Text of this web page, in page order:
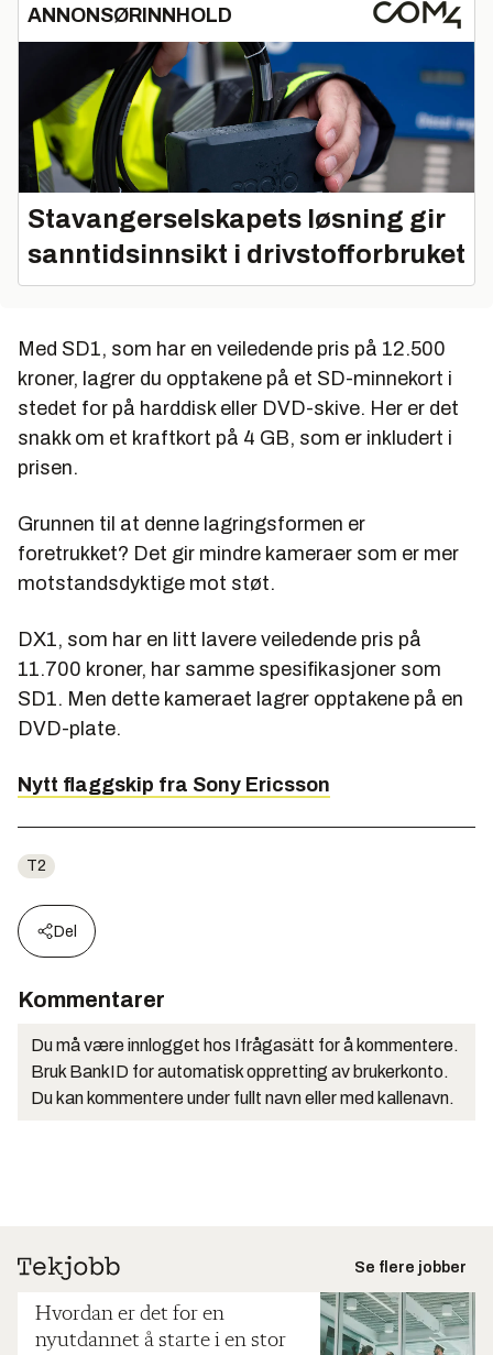
ANNONSØRINNHOLD
Stavangerselskapets løsning gir
sanntidsinnsikt i drivstofforbruket
Med SD1, som har en veiledende pris på 12.500
kroner, lagrer du opptakene på et SD-minnekort i
stedet for på harddisk eller DVD-skive. Her er det
snakk om et kraftkort på 4 GB, som er inkludert i
prisen.
Grunnen til at denne lagringsformen er
foretrukket? Det gir mindre kameraer som er mer
motstandsdyktige mot støt.
DX1, som har en litt lavere veiledende pris på
11.700 kroner, har samme spesifikasjoner som
SD1. Men dette kameraet lagrer opptakene på en
DVD-plate.
Nytt flaggskip fra Sony Ericsson
T2
Del
Kommentarer
Du må være innlogget hos Ifrågasätt for å kommentere.
Bruk BankID for automatisk oppretting av brukerkonto.
Du kan kommentere under fullt navn eller med kallenavn.
Se flere jobber
Hvordan er det for en
nyutdannet å starte i en stor